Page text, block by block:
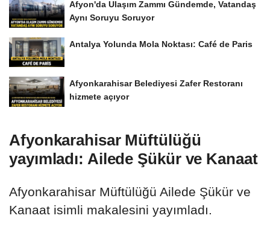
Afyon'da Ulaşım Zammı Gündemde, Vatandaş
Aynı Soruyu Soruyor
Antalya Yolunda Mola Noktası: Café de Paris
Afyonkarahisar Belediyesi Zafer Restoranı
hizmete açıyor
Afyonkarahisar Müftülüğü
yayımladı: Ailede Şükür ve Kanaat
Afyonkarahisar Müftülüğü Ailede Şükür ve
Kanaat isimli makalesini yayımladı.